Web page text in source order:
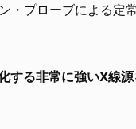
・プローブによる定
する非常に強いX線源